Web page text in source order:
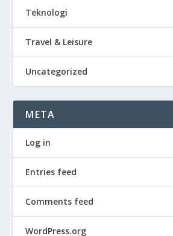
Teknologi
Travel & Leisure
Uncategorized
META
Log in
Entries feed
Comments feed
WordPress.org